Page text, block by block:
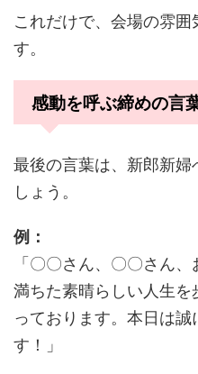
これだけで、会場の雰
す。
感動を呼ぶ締めの言
最後の言葉は、新郎新婦
しょう。
例：
「〇〇さん、〇〇さん
満ちた素晴らしい人生
っております。本日は誠
す！」